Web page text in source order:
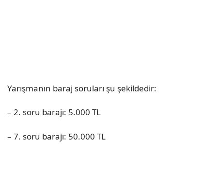
Yarışmanın baraj soruları şu şekildedir:
– 2. soru barajı: 5.000 TL
– 7. soru barajı: 50.000 TL